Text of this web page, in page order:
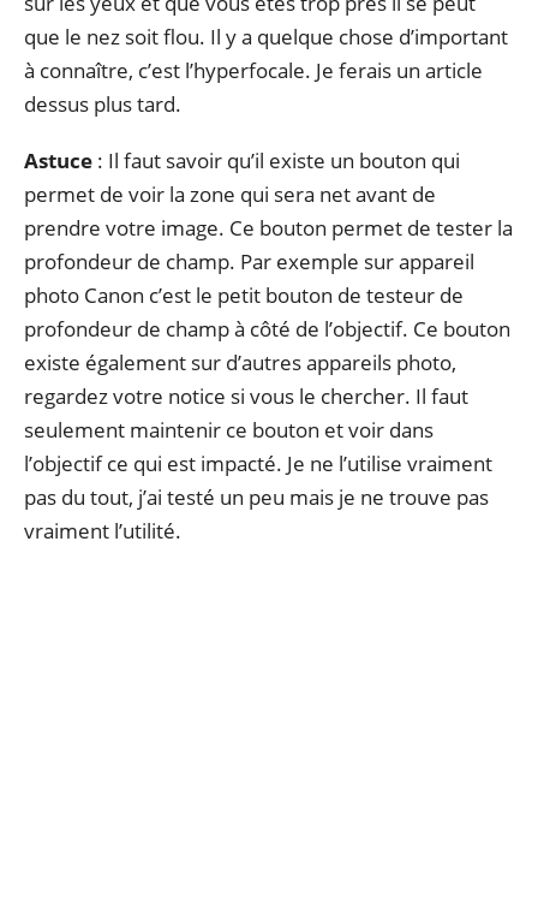
que le nez soit flou. Il y a quelque chose d’important
à connaître, c’est l’hyperfocale. Je ferais un article
dessus plus tard.
Astuce : Il faut savoir qu’il existe un bouton qui
permet de voir la zone qui sera net avant de
prendre votre image. Ce bouton permet de tester la
profondeur de champ. Par exemple sur appareil
photo Canon c’est le petit bouton de testeur de
profondeur de champ à côté de l’objectif. Ce bouton
existe également sur d’autres appareils photo,
regardez votre notice si vous le chercher. Il faut
seulement maintenir ce bouton et voir dans
l’objectif ce qui est impacté. Je ne l’utilise vraiment
pas du tout, j’ai testé un peu mais je ne trouve pas
vraiment l’utilité.